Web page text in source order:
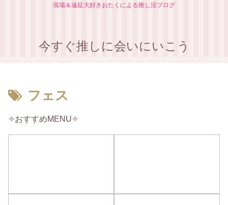
現場＆遠征大好きおたくによる推し活ブログ
今すぐ推しに会いにいこう
フェス
✧おすすめMENU✧